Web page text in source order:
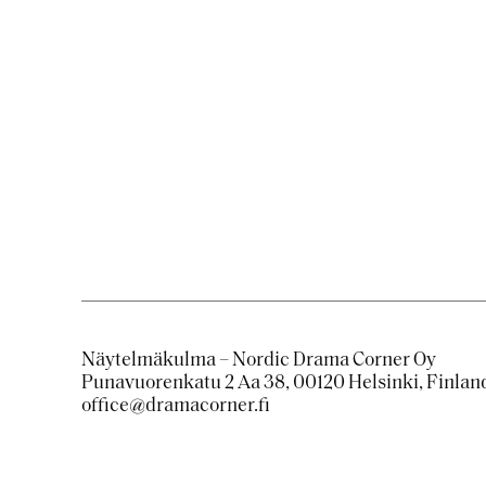
Näytelmäkulma – Nordic Drama Corner Oy
Punavuorenkatu 2 Aa 38, 00120 Helsinki,
office@dramacorner.fi